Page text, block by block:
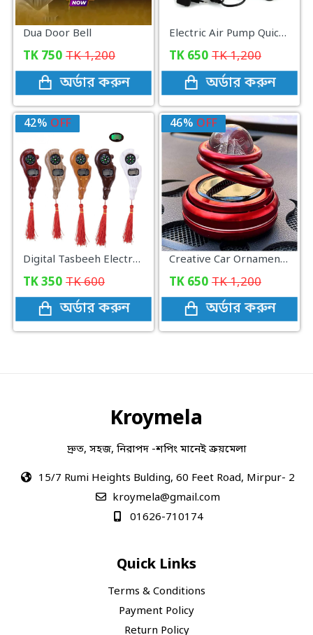
Dua Door Bell
TK 750 TK1,200
অর্ডার করুন
Electric Air Pump Quick-fill Portable Inflator Deflator Air Mattress Pump
TK 650 TK1,200
অর্ডার করুন
42% OFF
Digital Tasbeeh Electronic Counters
TK350 TK600
অর্ডার করুন
46% OFF
Creative Car Ornaments.
TK 650 TK1,200
অর্ডার করুন
Kroymela
দ্রুত, সহজ, নিরাপদ -শপিং মানেই ক্রয়মেলা
15/7 Rumi Heights Bulding, 60 Feet Road, Mirpur- 2
kroymela@gmail.com
01626-710174
Quick Links
Terms & Conditions
Payment Policy
Return Policy